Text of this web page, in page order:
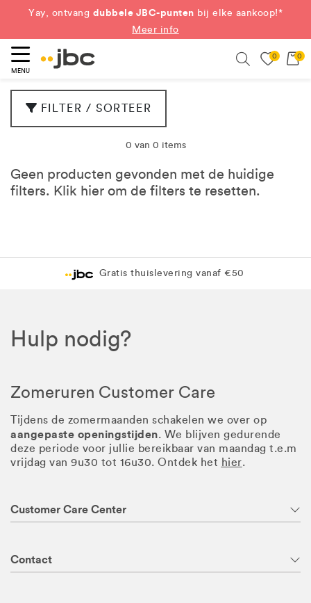
Yay, ontvang dubbele JBC-punten bij elke aankoop!*
Meer info
MENU
0 0
FILTER / SORTEER
0 van 0 items
Geen producten gevonden met de huidige
filters. Klik hier om de filters te resetten.
Gratis thuislevering vanaf €50
Hulp nodig?
Zomeruren Customer Care
Tijdens de zomermaanden schakelen we over op
aangepaste openingstijden. We blijven gedurende
deze periode voor jullie bereikbaar van maandag t.e.m
vrijdag van 9u30 tot 16u30. Ontdek het hier.
Customer Care Center
Contact